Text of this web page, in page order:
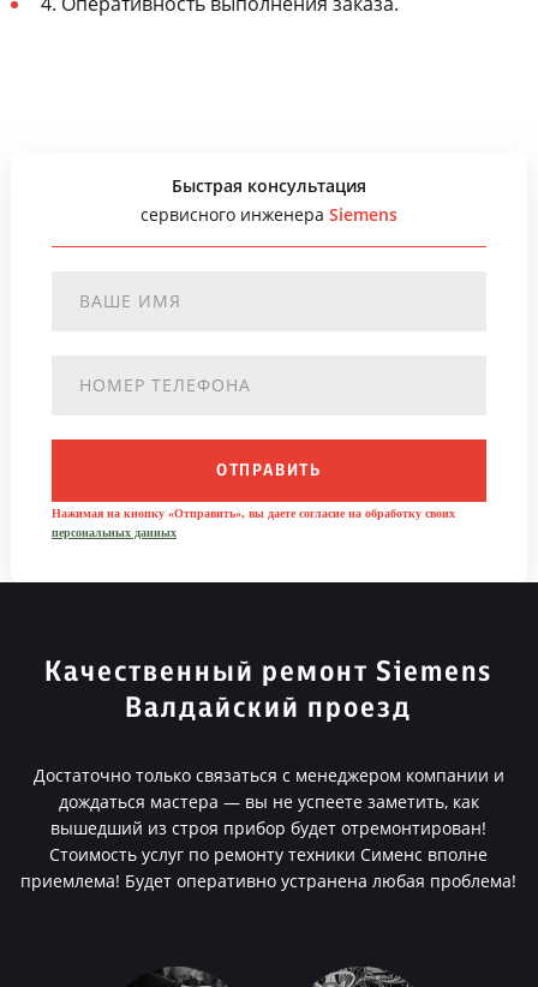
Быстрая консультация
сервисного инженера Siemens
ОТПРАВИТЬ
Нажимая на кнопку «Отправить», вы даете согласие на обработку своих
персональных данных
Качественный ремонт Siemens
Валдайский проезд
Достаточно только связаться с менеджером компании и
дождаться мастера — вы не успеете заметить, как
вышедший из строя прибор будет отремонтирован!
Стоимость услуг по ремонту техники Сименс вполне
приемлема! Будет оперативно устранена любая проблема!